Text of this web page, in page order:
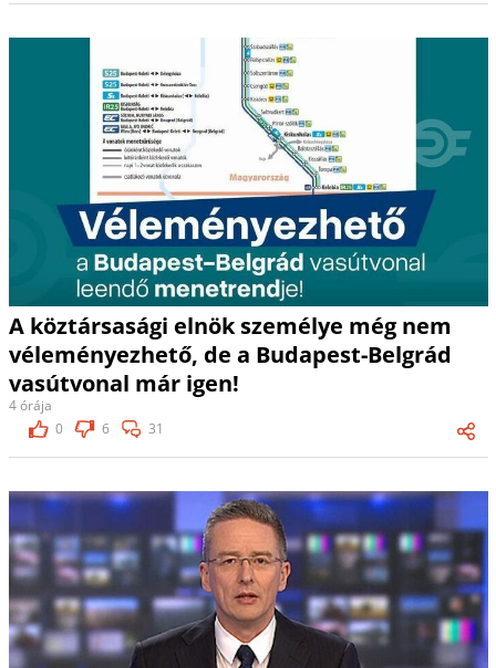
A köztársasági elnök személye még nem
véleményezhető, de a Budapest-Belgrád
vasútvonal már igen!
4 órája
0
6 31